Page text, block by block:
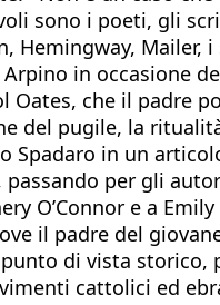
sono i poeti, gli
Hemingway, Mailer,
in occasione
Oates, che il padre
del pugile, la
Spadaro in un
per gli
O’Connor e a
il padre del
punto di vista
cattolici ed